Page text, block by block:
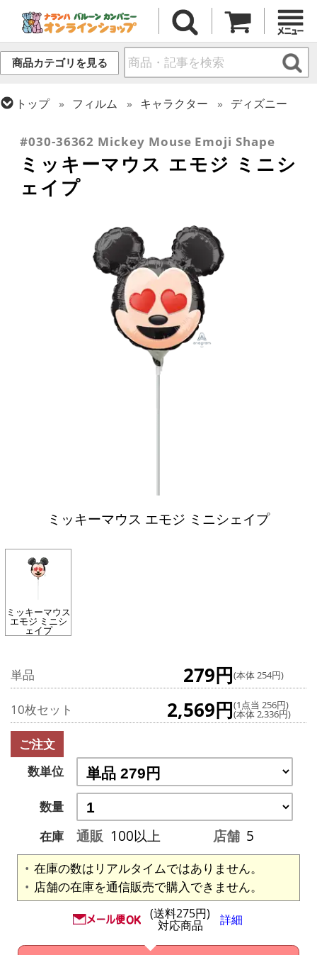
商品カテゴリを見る
トップ フィルム キャラクター
ディズニー
#030-36362 Mickey Mouse Emoji Shape
ミッキーマウス エモジ ミニシ
ェイプ
ミッキーマウス エモジ ミニシェイプ
ミッキーマウス
エモジ ミニシ
ェイプ
単品 279円(本体 254円)
10枚セット 2,569円(1点当 256円)
(本体 2,336円)
ご注文
数単位
数量
在庫
通販 100以上 店舗 5
在庫の数はリアルタイムではありません。
店舗の在庫を通信販売で購入できません。
(送料275円)
対応商品 詳細